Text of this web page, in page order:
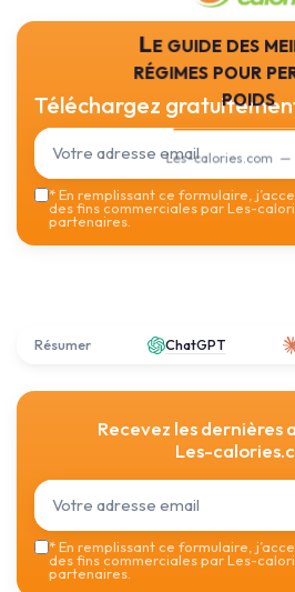
Le guide des
régimes pour
poids
Les-calories.com
Téléchargez
*En remplissant ce formulaire,
des fins commerciales par Les-
partenaires.
Résumer ChatGPT
Recevez les dernières
Les-
*En remplissant ce formulaire,
des fins commerciales par Les-
partenaires.